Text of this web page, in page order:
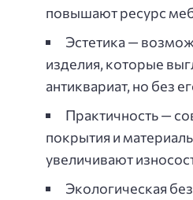
повышают ресурс
Эстетика —
изделия, которые
антиквариат, но без
Практичность —
покрытия и
увеличивают
Экологическая